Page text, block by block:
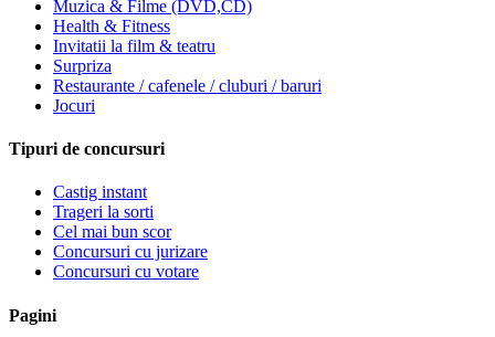
Muzica & Filme (DVD,CD)
Health & Fitness
Invitatii la film & teatru
Surpriza
Restaurante / cafenele / cluburi / baruri
Jocuri
Tipuri de concursuri
Castig instant
Trageri la sorti
Cel mai bun scor
Concursuri cu jurizare
Concursuri cu votare
Pagini